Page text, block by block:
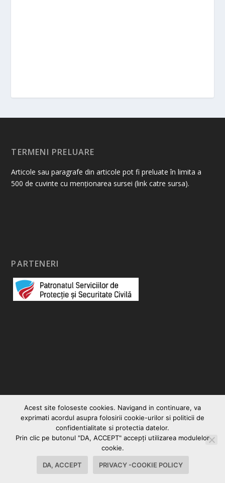
TERMENI PRELUARE
Articole sau paragrafe din articole pot fi preluate în limita a
500 de cuvinte cu menționarea sursei (link catre sursa).
PARTENERI
Vocea Romanului
Contact Politica Cookies-Privacy
Acest site foloseste cookies. Navigand in continuare, va
exprimati acordul asupra folosirii cookie-urilor si politicii de
confidentialitate si protectia datelor.
Prin clic pe butonul "DA, ACCEPT" accepţi utilizarea modulelor
cookie.
DA, ACCEPT PRIVACY -COOKIE POLICY